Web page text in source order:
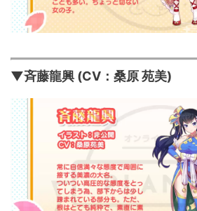
▼斉藤龍興 (CV：桑原 苑美)